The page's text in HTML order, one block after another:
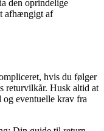
den oprindelige
afhængigt af
hvis du følger
returvilkår. Husk altid at
eventuelle krav fra